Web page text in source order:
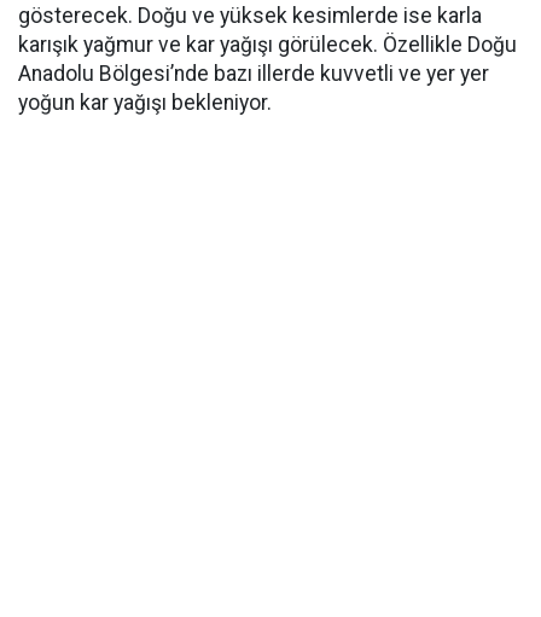
gösterecek. Doğu ve yüksek kesimlerde ise karla
karışık yağmur ve kar yağışı görülecek. Özellikle Doğu
Anadolu Bölgesi’nde bazı illerde kuvvetli ve yer yer
yoğun kar yağışı bekleniyor.